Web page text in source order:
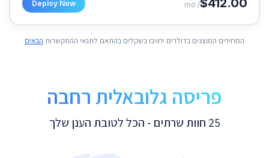
$412.00
/ mo
Deploy Now
המחירים המוצגים בדולרים יחויבו בשקלים בהתאם לתנאי ההתקשרות הבאים
פריסה גלובאלית רחבה
25 חוות שרתים - הכל לטובת הענן שלך